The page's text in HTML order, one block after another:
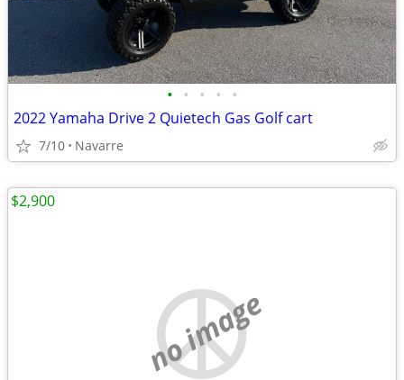
• • • • •
2022 Yamaha Drive 2 Quietech Gas Golf cart
7/10 Navarre
no image
$2,900